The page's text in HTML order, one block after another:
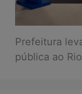
Prefeitura
pública ao